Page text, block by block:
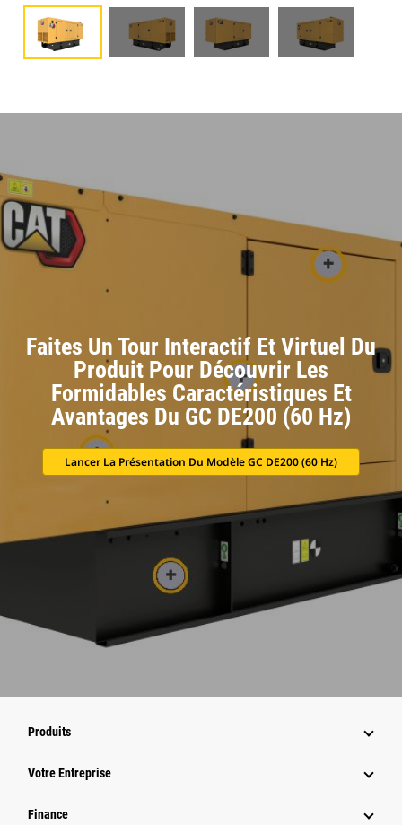
Faites Un Tour Interactif Et Virtuel Du
Produit Pour Découvrir Les
Formidables Caractéristiques Et
Avantages Du GC DE200 (60 Hz)
Lancer La Présentation Du Modèle GC DE200 (60 Hz)
Produits
Votre Entreprise
Finance